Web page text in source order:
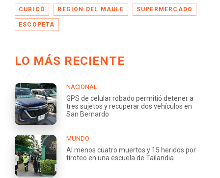
CURICÓ REGIÓN DEL MAULE SUPERMERCADO
ESCOPETA
LO MÁS RECIENTE
NACIONAL
GPS de celular robado permitió detener a
tres sujetos y recuperar dos vehículos en
San Bernardo
MUNDO
Al menos cuatro muertos y 15 heridos por
tiroteo en una escuela de Tailandia